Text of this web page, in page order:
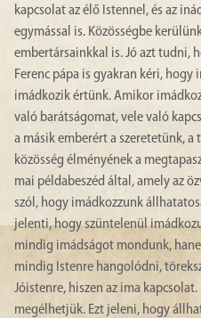
kapcsolat az élő Istennel, és az
egymással is. Közösségbe
embertársainkkal is. Jó azt tudni,
Ferenc pápa is gyakran kéri, hogy
imádkozik értünk. Amikor
való barátságomat, vele való
a másik emberért a szeretetünk,
közösség élményének a
mai példabeszéd által, amely az
szól, hogy imádkozzunk
jelenti, hogy szüntelenül
mindig imádságot mondunk,
mindig Istenre hangolódni,
Jóistenre, hiszen az ima
megélhetjük. Ezt jeleni, hogy